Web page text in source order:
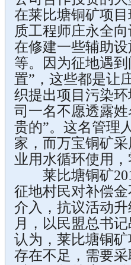
在莱比塘铜矿项
质工程师庄永全
在修建一些辅助
等。因为征地遇
置”，这些都是让
织提出项目污染
司一名不愿透露
贵的”。这名管理
家，而万宝铜矿
业用水循环使用，
莱比塘铜矿
征地村民对补偿
介入，抗议活动升
月，以民盟总书
认为，莱比塘铜
存在不足，需要